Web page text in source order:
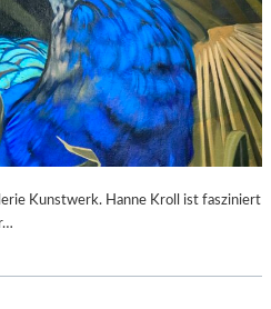
Kunstwerk. Hanne Kroll ist fasziniert